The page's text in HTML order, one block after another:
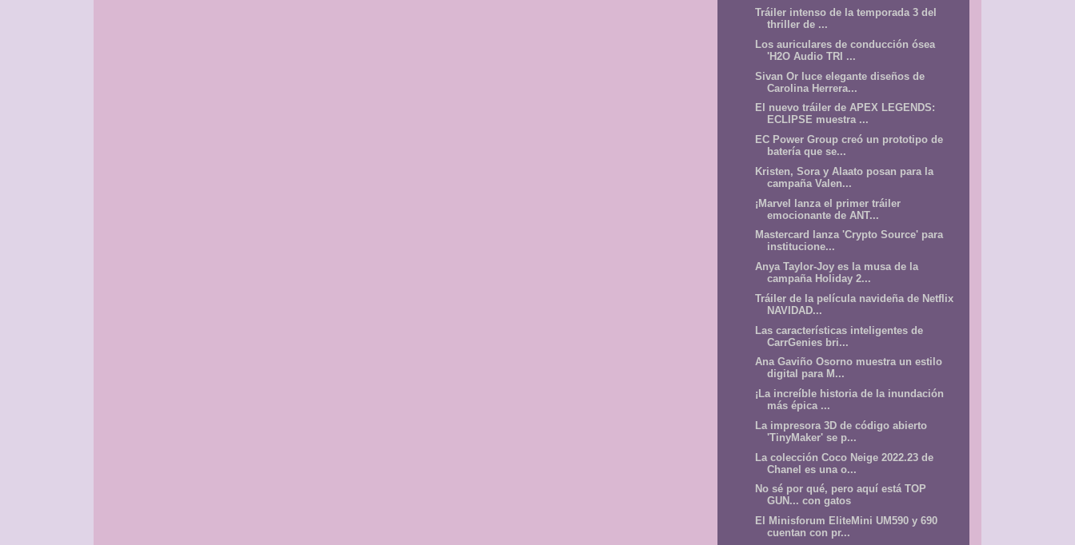
Tráiler intenso de la temporada 3 del
thriller de ...
Los auriculares de conducción ósea
'H2O Audio TRI ...
Sivan Or luce elegante diseños de
Carolina Herrera...
El nuevo tráiler de APEX LEGENDS:
ECLIPSE muestra ...
EC Power Group creó un prototipo de
batería que se...
Kristen, Sora y Alaato posan para la
campaña Valen...
¡Marvel lanza el primer tráiler
emocionante de ANT...
Mastercard lanza 'Crypto Source' para
institucione...
Anya Taylor-Joy es la musa de la
campaña Holiday 2...
Tráiler de la película navideña de Netflix
NAVIDAD...
Las características inteligentes de
CarrGenies bri...
Ana Gaviño Osorno muestra un estilo
digital para M...
¡La increíble historia de la inundación
más épica ...
La impresora 3D de código abierto
'TinyMaker' se p...
La colección Coco Neige 2022.23 de
Chanel es una o...
No sé por qué, pero aquí está TOP
GUN... con gatos
El Minisforum EliteMini UM590 y 690
cuentan con pr...